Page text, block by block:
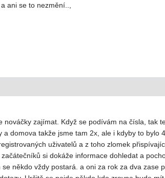
ani se to nezmění..,
nováčky zajímat. Když se podívám na čísla, tak
domova takže jsme tam 2x, ale i kdyby to
uživatelů a z toho zlomek
si dokáže informace dohledat a
někdo vždy postará. a oni za rok za dva